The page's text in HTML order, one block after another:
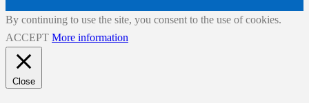
By continuing to use the site, you consent to the use of cookies.
ACCEPT More information
Close